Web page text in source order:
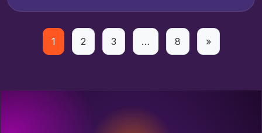
Yazı
sayfalaması
1 2 3 … 8 »